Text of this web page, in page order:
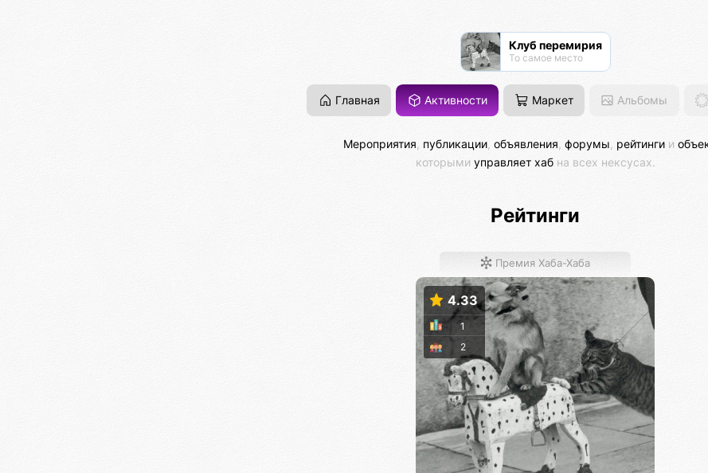
Клуб перемирия
То самое место
Главная Активности Маркет Альбомы
Мероприятия, публикации, объявления, форумы рейтингии
которыми управляет хабна всех нексусах.
Рейтинги
Премия Хаба-Хаба
4.33
2
1